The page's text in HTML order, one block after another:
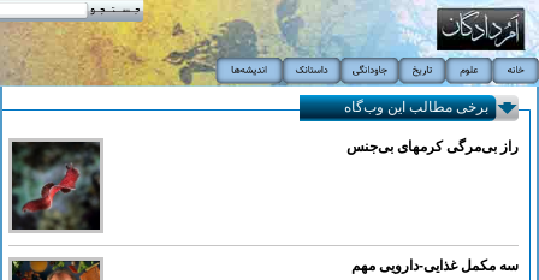
برخی مطالب این وب‌گاه
راز بی‌مرگی کرمهای بی‌جنس
سه مکمل غذایی-دارویی مهم